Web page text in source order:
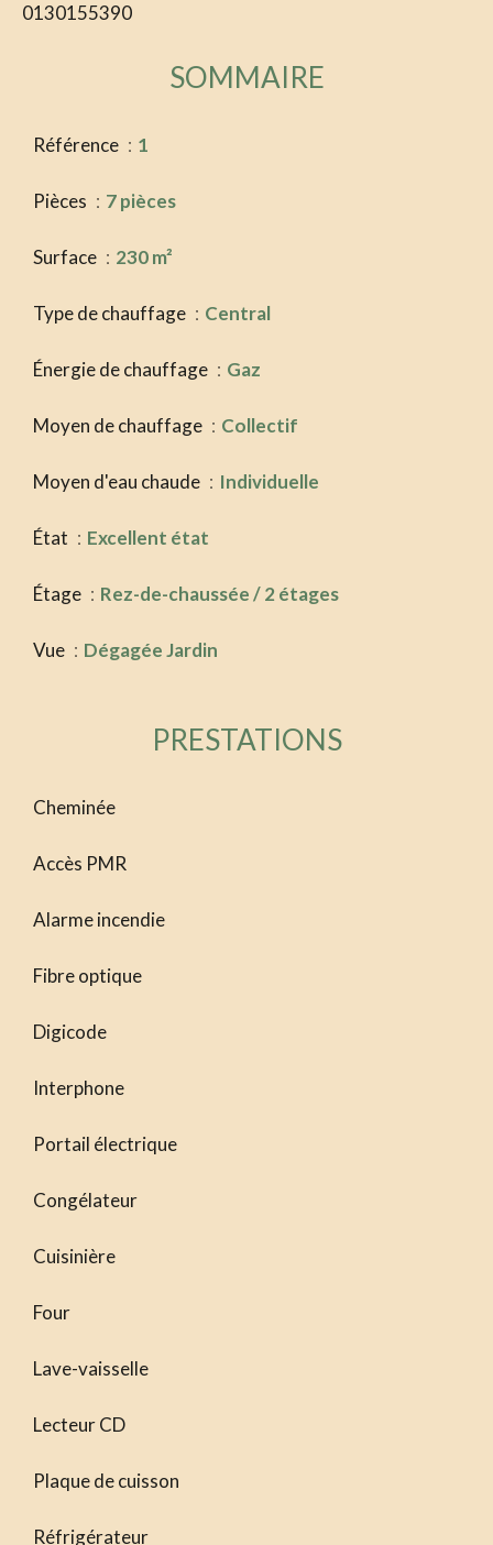
0130155390
SOMMAIRE
Référence 1
Pièces 7 pièces
Surface 230 m²
Type de chauffage Central
Énergie de chauffage Gaz
Moyen de chauffage Collectif
Moyen d'eau chaude Individuelle
État Excellent état
Étage Rez-de-chaussée / 2 étages
Vue Dégagée Jardin
PRESTATIONS
Cheminée
Accès PMR
Alarme incendie
Fibre optique
Digicode
Interphone
Portail électrique
Congélateur
Cuisinière
Four
Lave-vaisselle
Lecteur CD
Plaque de cuisson
Réfrigérateur